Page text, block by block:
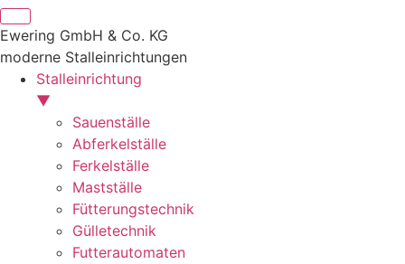
Ewering GmbH & Co. KG
moderne Stalleinrichtungen
Stalleinrichtung
▼
Sauenställe
Abferkelställe
Ferkelställe
Mastställe
Fütterungstechnik
Gülletechnik
Futterautomaten